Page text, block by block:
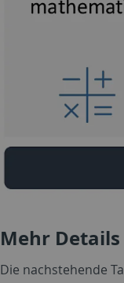
Mehr Details
Die nachstehende